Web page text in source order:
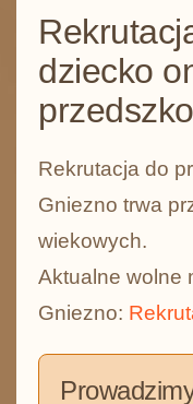
dziecko
Rekrutacja do
Gniezno trwa
wiekowych.
Aktualne wolne
Gniezno: